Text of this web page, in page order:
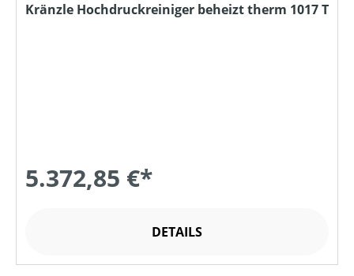
Kränzle Hochdruckreiniger beheizt therm 1017 T
5.372,85 €*
DETAILS